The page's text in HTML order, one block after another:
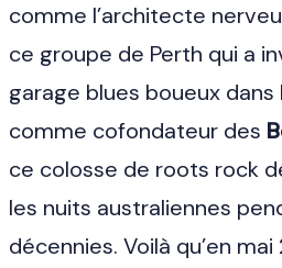
comme l’architecte
ce groupe de Perth qui a
garage blues boueux dans
comme cofondateur des
ce colosse de roots rock
les nuits australiennes
décennies. Voilà qu’en